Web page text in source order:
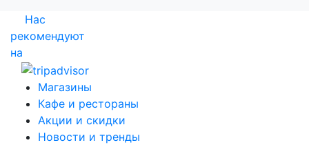
Нас
рекомендуют
на
Магазины
Кафе и рестораны
Акции и скидки
Новости и тренды